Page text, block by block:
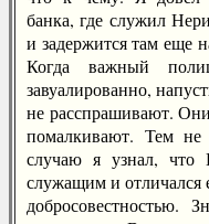
банка, где служил
и задержится там еще
Когда важный
завуалированно,
не расспрашивают.
помалкивают. Тем не
случаю я узнал, что
служащим и отличался
добросовестностью.